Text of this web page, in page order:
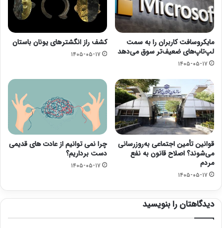
مایکروسافت کاربران را به سمت
لپ‌تاپ‌های ضعیف‌تر سوق می‌دهد
۱۴۰۵-۰۵-۱۷
کشف راز انگشترهای یونان باستان
۱۴۰۵-۰۵-۱۷
قوانین تأمین اجتماعی به‌روزرسانی
می‌شوند؟ اصلاح قانون به نفع
مردم
۱۴۰۵-۰۵-۱۷
چرا نمی توانیم از عادت های قدیمی
دست برداریم؟
۱۴۰۵-۰۵-۱۷
دیدگاهتان را بنویسید